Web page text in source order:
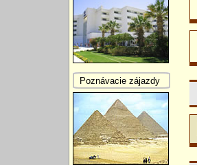
Poznávacie zájazdy